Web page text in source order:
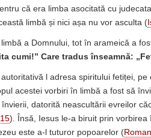
că era limba asocitată cu
limbă și nici așa nu vor asculta (
a Domnului, tot în arameică a
cumi!” Care tradus înseamnă:
l adresa spiritului fetiței,
acestei vorbiri în limbă a fost să
datorită neascultării evreilor
). Însă, Iesus le-a biruit prin
este a-l tuturor popoarelor (